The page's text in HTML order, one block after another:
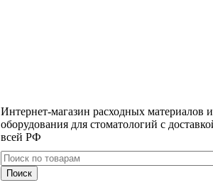
Интернет-магазин расходных материалов и
оборудования для стоматологий с
всей РФ